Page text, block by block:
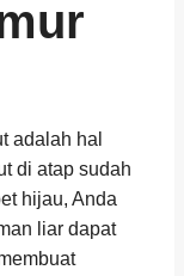
adalah hal
di atap sudah
hijau, Anda
liar dapat